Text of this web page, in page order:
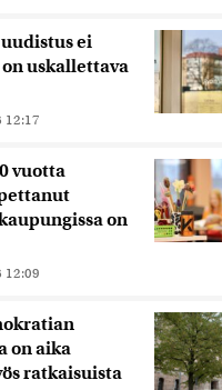
ei
uskallettava
12:17
vuotta
on
12:09
on aika
ratkaisuista